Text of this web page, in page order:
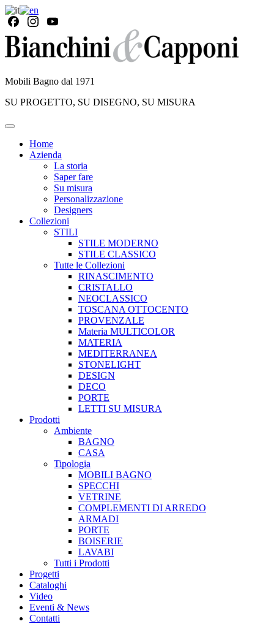
Mobili Bagno dal 1971
SU PROGETTO, SU DISEGNO, SU MISURA
Home
Azienda
La storia
Saper fare
Su misura
Personalizzazione
Designers
Collezioni
STILI
STILE MODERNO
STILE CLASSICO
Tutte le Collezioni
RINASCIMENTO
CRISTALLO
NEOCLASSICO
TOSCANA OTTOCENTO
PROVENZALE
Materia MULTICOLOR
MATERIA
MEDITERRANEA
STONELIGHT
DESIGN
DECO
PORTE
LETTI SU MISURA
Prodotti
Ambiente
BAGNO
CASA
Tipologia
MOBILI BAGNO
SPECCHI
VETRINE
COMPLEMENTI DI ARREDO
ARMADI
PORTE
BOISERIE
LAVABI
Tutti i Prodotti
Progetti
Cataloghi
Video
Eventi & News
Contatti